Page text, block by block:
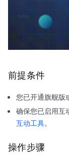
前提条件
您已开通旗舰版
确保您已启用互
互动工具。
操作步骤